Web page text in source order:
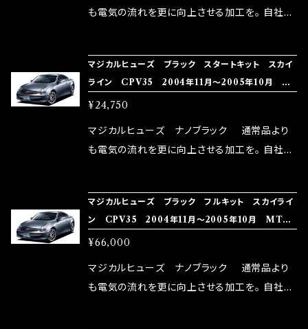
はこちらのマジカルヒューズ直販サイトと横浜に
rz）の2店舗の専売品になりますので宜しくお願
い致します。
も電気の流れを更に向上させる加工を。 自社比
メ！ レーシングドライバーMAX織戸選手がテス
ターとなり吟味し時間を掛けて検証し、これは
体感出来て面白く、車には必ずプラスになりデメ
リットが無い。と。 コラボ開発製品です。 購入先
はこちらのマジカルヒューズ直販サイトと横浜に
rz）の2店舗の専売品になりますので宜しくお願
い致します。
マジカルヒューズ ブラック スタートキット スカイ
ライン CPV35 2004年11月～2005年10月 M
FNB212 15個
¥24,750
マジカルヒューズ ナノブラック 通常品より
も電気の流れを更に向上させる加工を。 自社比
メ！ レーシングドライバーMAX織戸選手がテス
ターとなり吟味し時間を掛けて検証し、これは
体感出来て面白く、車には必ずプラスになりデメ
リットが無い。と。 コラボ開発製品です。 購入先
はこちらのマジカルヒューズ直販サイトと横浜に
マジカルヒューズ ブラック フルキット スカイライ
ン CPV35 2004年11月～2005年10月 MT
シートヒータ MFNFB211 40個
¥66,000
マジカルヒューズ ナノブラック 通常品より
も電気の流れを更に向上させる加工を。 自社比